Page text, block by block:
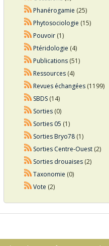
Phanérogamie (25)
Phytosociologie (15)
Pouvoir(1)
Ptéridologie (4)
Publications(51)
Ressources(4)
Revues échangées(1199)
SBDS(14)
Sorties(0)
Sorties 05 (1)
Sorties Bryo78(1)
Sorties Centre-Ouest(2)
Sorties drouaises(2)
Taxonomie (0)
Vote (2)